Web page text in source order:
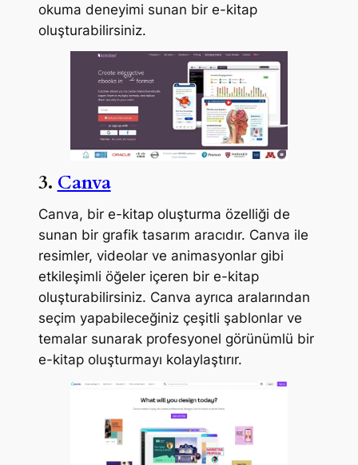
okuma deneyimi sunan bir e-kitap
oluşturabilirsiniz.
3. Canva
Canva, bir e-kitap oluşturma özelliği de
sunan bir grafik tasarım aracıdır. Canva ile
resimler, videolar ve animasyonlar gibi
etkileşimli öğeler içeren bir e-kitap
oluşturabilirsiniz. Canva ayrıca aralarından
seçim yapabileceğiniz çeşitli şablonlar ve
temalar sunarak profesyonel görünümlü bir
e-kitap oluşturmayı kolaylaştırır.